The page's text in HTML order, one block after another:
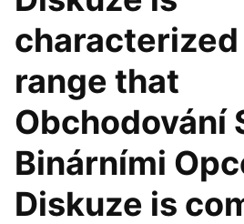
characterized
range that
Obchodování
Binárními
Diskuze is